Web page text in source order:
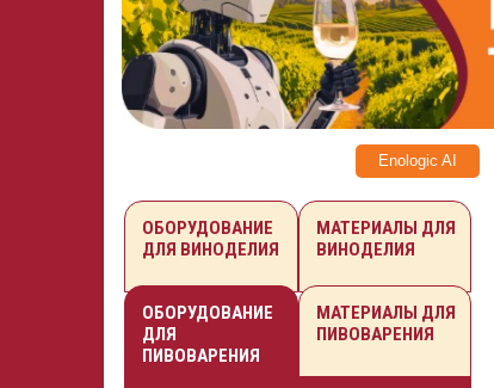
Enologic AI
ОБОРУДОВАНИЕ
ДЛЯ ВИНОДЕЛИЯ
МАТЕРИАЛЫ ДЛЯ
ВИНОДЕЛИЯ
ОБОРУДОВАНИЕ
ДЛЯ
ПИВОВАРЕНИЯ
МАТЕРИАЛЫ ДЛЯ
ПИВОВАРЕНИЯ